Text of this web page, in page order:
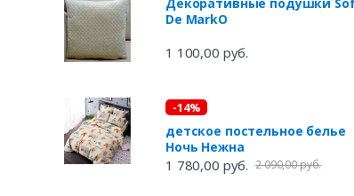
De MarkO
1 100,00 руб.
-14%
детское постельное белье
Ночь Нежна
1 780,00 руб. 2 090,00 руб.